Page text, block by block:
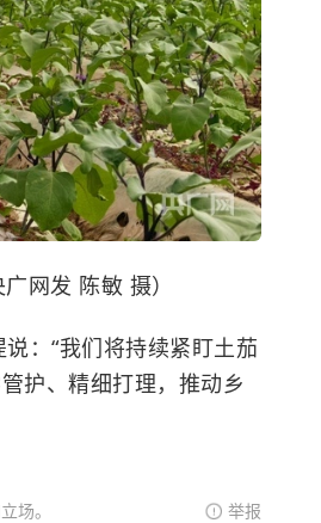
网发 陈敏 摄）
：“我们将持续紧盯土茄
护、精细打理，推动乡
场。 举报